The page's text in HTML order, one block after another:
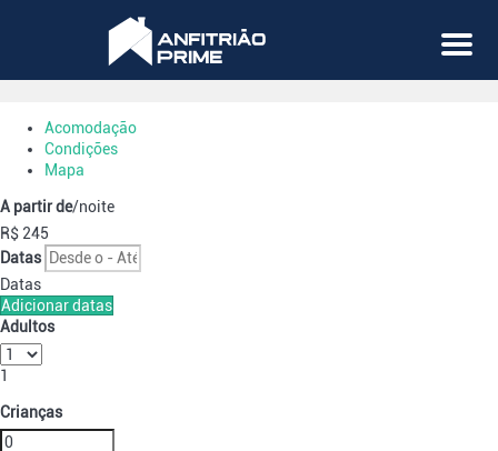
Menu
Acomodação
Condições
Mapa
A partir de/noite
R$ 245
Datas
Datas
Adicionar datas
Adultos
1
Crianças